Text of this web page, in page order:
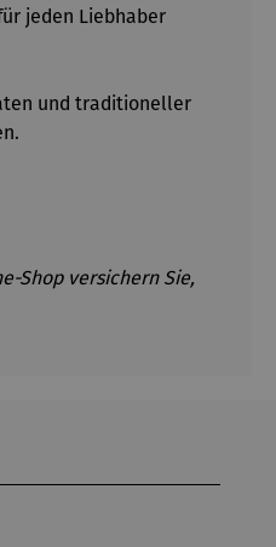
jeden Liebhaber
und traditioneller
Shop versichern Sie,